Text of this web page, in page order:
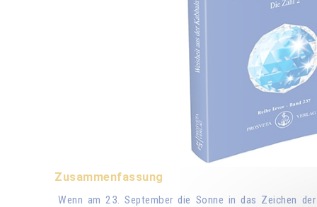
Zusammenfassung
Wenn am 23. September die Sonne in das Zeichen